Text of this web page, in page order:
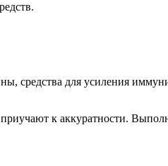
средства для усиления
к аккуратности.